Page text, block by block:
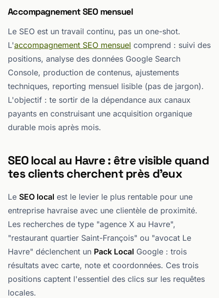
Accompagnement SEO mensuel
Le SEO est un travail continu, pas un one-shot.
L'accompagnement SEO mensuel comprend : suivi des
positions, analyse des données Google Search
Console, production de contenus, ajustements
techniques, reporting mensuel lisible (pas de jargon).
L'objectif : te sortir de la dépendance aux canaux
payants en construisant une acquisition organique
durable mois après mois.
SEO local au Havre : être visible quand
tes clients cherchent près d'eux
Le SEO local est le levier le plus rentable pour une
entreprise havraise avec une clientèle de proximité.
Les recherches de type "agence X au Havre",
"restaurant quartier Saint-François" ou "avocat Le
Havre" déclenchent un Pack Local Google : trois
résultats avec carte, note et coordonnées. Ces trois
positions captent l'essentiel des clics sur les requêtes
locales.